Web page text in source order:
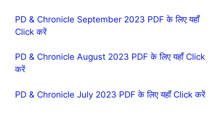
PD & Chronicle September 2023 PDF के लिए यहॉं
Click करें
PD & Chronicle August 2023 PDF के लिए यहॉं Click
करें
PD & Chronicle July 2023 PDF के लिए यहॉं Click करें